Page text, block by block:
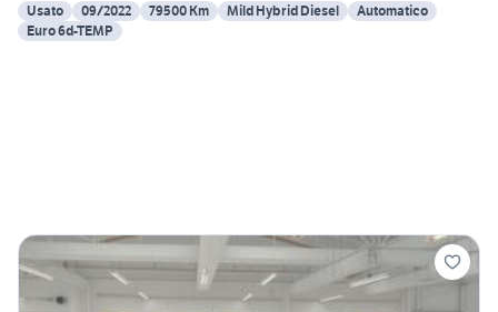
Usato
09/2022 79500 Km Mild Hybrid Diesel
Automatico
Euro 6d-TEMP